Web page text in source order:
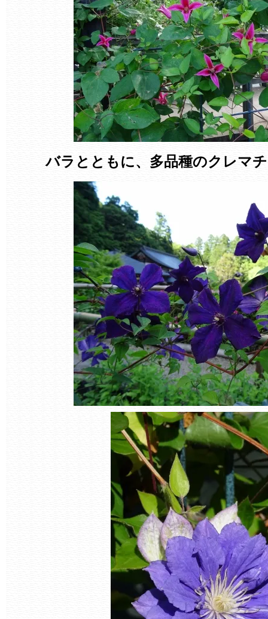
バラとともに、多品種のクレマ